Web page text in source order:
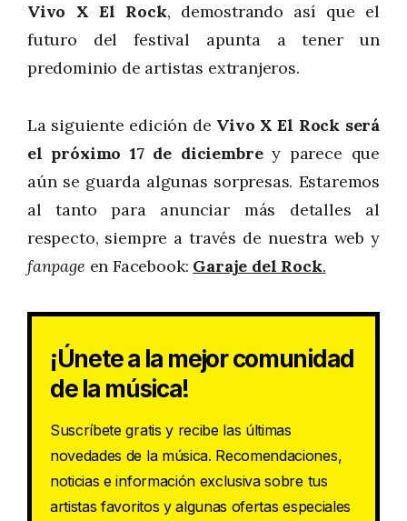
Vivo X El Rock, demostrando así que el
futuro del festival apunta a tener un
predominio de artistas extranjeros.
La siguiente edición de Vivo X El Rock será
el próximo 17 de diciembrey parece que
aún se guarda algunas sorpresas. Estaremos
al tanto para anunciar más detalles al
respecto, siempre a través de nuestra web y
fanpage en Facebook: Garaje del Rock.
¡Únete a la mejor comunidad
de la música!
Suscríbete gratis y recibe las últimas
novedades de la música. Recomendaciones,
noticias e información exclusiva sobre tus
artistas favoritos y algunas ofertas especiales